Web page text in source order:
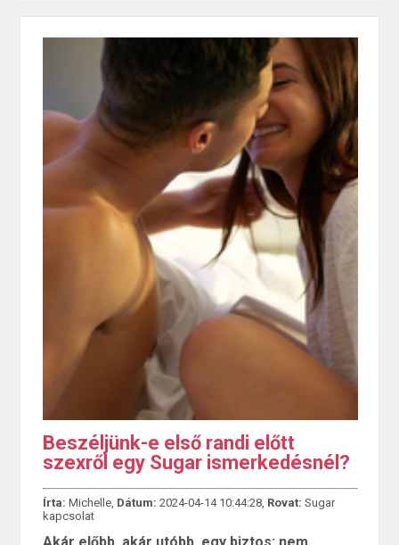
Beszéljünk-e első randi előtt
szexről egy Sugar ismerkedésnél?
Írta: Michelle, Dátum: 2024-04-14 10:44:28, Rovat: Sugar
kapcsolat